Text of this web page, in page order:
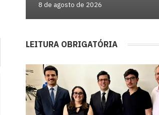
8 de agosto de 2026
LEITURA OBRIGATÓRIA